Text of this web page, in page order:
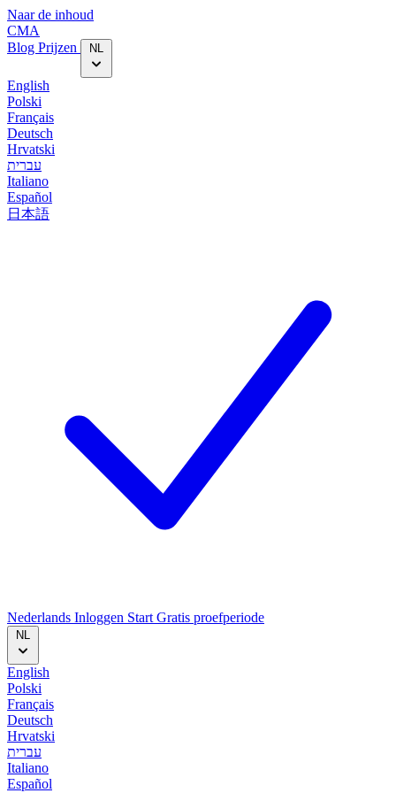
Naar de inhoud
CMA
Blog‎ Prijzen NL
English
Polski
Français
Deutsch
Hrvatski
עברית
Italiano
Español
日本語
Nederlands Inloggen Start Gratis proefperiode
NL
English
Polski
Français
Deutsch
Hrvatski
עברית
Italiano
Español